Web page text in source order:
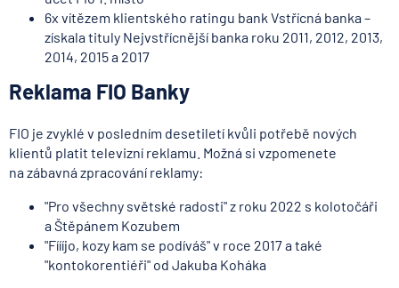
6x vítězem klientského ratingu bank Vstřícná banka –
získala tituly Nejvstřícnější banka roku 2011, 2012, 2013,
2014, 2015 a 2017
Reklama FIO Banky
FIO je zvyklé v posledním desetiletí kvůli potřebě nových
klientů platit televizní reklamu. Možná si vzpomenete
na zábavná zpracování reklamy:
"Pro všechny světské radosti" z roku 2022 s kolotočáři
a Štěpánem Kozubem
"Fíííjo, kozy kam se podíváš" v roce 2017 a také
"kontokorentiéři" od Jakuba Koháka